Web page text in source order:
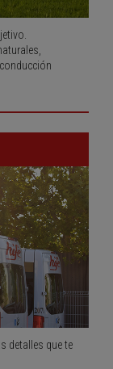
detalles que te